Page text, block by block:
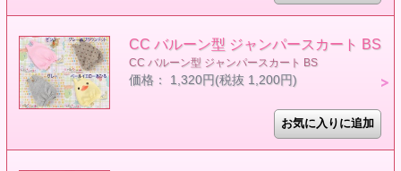
CC バルーン型 ジャンパースカート BS
CC バルーン型 ジャンパースカート BS
価格： 1,320円(税抜 1,200円)